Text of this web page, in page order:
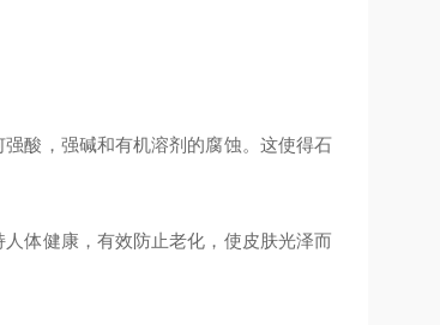
酸，强碱和有机溶剂的腐蚀。这使得石
体健康，有效防止老化，使皮肤光泽而